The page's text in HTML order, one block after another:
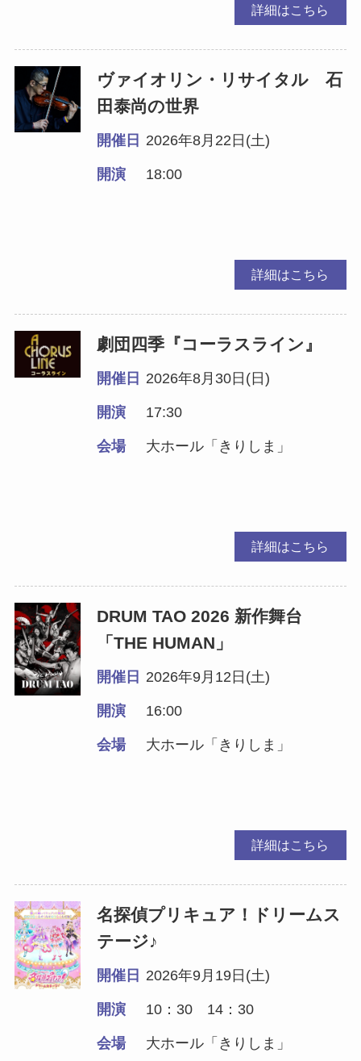
詳細はこちら
ヴァイオリン・リサイタル 石
田泰尚の世界
開催日 2026年8月22日(土)
開演 18:00
詳細はこちら
劇団四季『コーラスライン』
開催日 2026年8月30日(日)
開演 17:30
会場 大ホール「きりしま」
詳細はこちら
DRUM TAO 2026 新作舞台
「THE HUMAN」
開催日 2026年9月12日(土)
開演 16:00
会場 大ホール「きりしま」
詳細はこちら
名探偵プリキュア！ドリームス
テージ♪
開催日 2026年9月19日(土)
開演 10：30 14：30
会場 大ホール「きりしま」